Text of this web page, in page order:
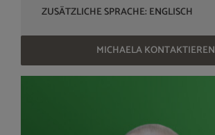
ZUSÄTZLICHE SPRACHE: ENGLISCH
MICHAELA KONTAKTIEREN